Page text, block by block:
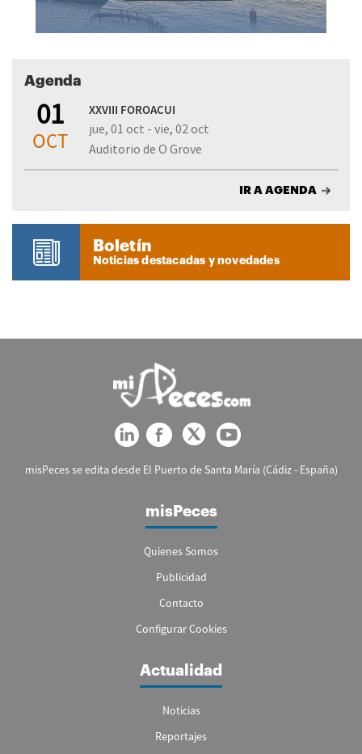
Agenda
01
OCT
XXVIII FOROACUI
jue, 01 oct - vie, 02 oct
Auditorio de O Grove
IR A AGENDA
Boletín
Noticias destacadas y novedades
misPeces se edita desde El Puerto de Santa María (Cádiz - España)
misPeces
Quienes Somos
Publicidad
Contacto
Configurar Cookies
Actualidad
Noticias
Reportajes